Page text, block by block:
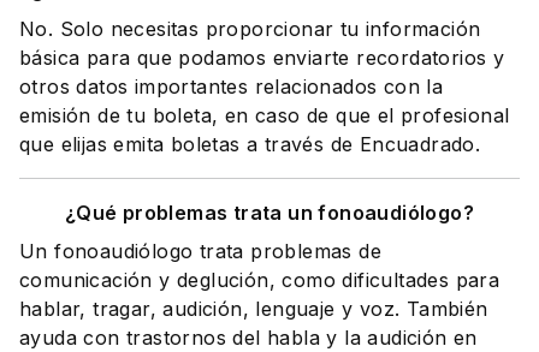
No. Solo necesitas proporcionar tu información
básica para que podamos enviarte recordatorios y
otros datos importantes relacionados con la
emisión de tu boleta, en caso de que el profesional
que elijas emita boletas a través de Encuadrado.
¿Qué problemas trata un fonoaudiólogo?
Un fonoaudiólogo trata problemas de
comunicación y deglución, como dificultades para
hablar, tragar, audición, lenguaje y voz. También
ayuda con trastornos del habla y la audición en